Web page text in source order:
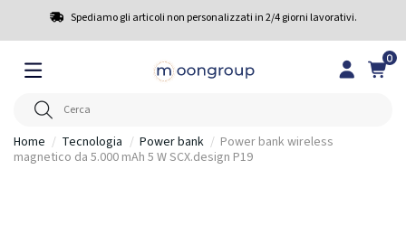
Spediamo gli articoli non personalizzati in 2/4 giorni lavorativi.
0
Home Tecnologia Power bank
Power bank wireless
magnetico da 5.000 mAh 5 W SCX.design P19